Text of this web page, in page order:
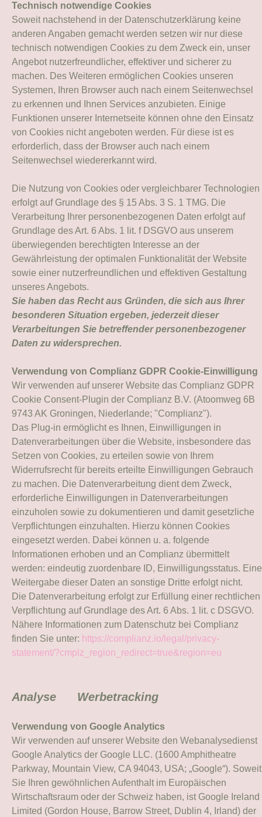
Technisch notwendige Cookies
Soweit nachstehend in der Datenschutzerklärung keine
anderen Angaben gemacht werden setzen wir nur diese
technisch notwendigen Cookies zu dem Zweck ein, unser
Angebot nutzerfreundlicher, effektiver und sicherer zu
machen. Des Weiteren ermöglichen Cookies unseren
Systemen, Ihren Browser auch nach einem Seitenwechsel
zu erkennen und Ihnen Services anzubieten. Einige
Funktionen unserer Internetseite können ohne den Einsatz
von Cookies nicht angeboten werden. Für diese ist es
erforderlich, dass der Browser auch nach einem
Seitenwechsel wiedererkannt wird.
Die Nutzung von Cookies oder vergleichbarer Technologien
erfolgt auf Grundlage des § 15 Abs. 3 S. 1 TMG. Die
Verarbeitung Ihrer personenbezogenen Daten erfolgt auf
Grundlage des Art. 6 Abs. 1 lit. f DSGVO aus unserem
überwiegenden berechtigten Interesse an der
Gewährleistung der optimalen Funktionalität der Website
sowie einer nutzerfreundlichen und effektiven Gestaltung
unseres Angebots.
Sie haben das Recht aus Gründen, die sich aus Ihrer
besonderen Situation ergeben, jederzeit dieser
Verarbeitungen Sie betreffender personenbezogener
Daten zu widersprechen.
Verwendung von Complianz GDPR Cookie-Einwilligung
Wir verwenden auf unserer Website das Complianz GDPR
Cookie Consent-Plugin der Complianz B.V. (Atoomweg 6B
9743 AK Groningen, Niederlande; "Complianz").
Das Plug-in ermöglicht es Ihnen, Einwilligungen in
Datenverarbeitungen über die Website, insbesondere das
Setzen von Cookies, zu erteilen sowie von Ihrem
Widerrufsrecht für bereits erteilte Einwilligungen Gebrauch
zu machen. Die Datenverarbeitung dient dem Zweck,
erforderliche Einwilligungen in Datenverarbeitungen
einzuholen sowie zu dokumentieren und damit gesetzliche
Verpflichtungen einzuhalten. Hierzu können Cookies
eingesetzt werden. Dabei können u. a. folgende
Informationen erhoben und an Complianz übermittelt
werden: eindeutig zuordenbare ID, Einwilligungsstatus. Eine
Weitergabe dieser Daten an sonstige Dritte erfolgt nicht.
Die Datenverarbeitung erfolgt zur Erfüllung einer rechtlichen
Verpflichtung auf Grundlage des Art. 6 Abs. 1 lit. c DSGVO.
Nähere Informationen zum Datenschutz bei Complianz
finden Sie unter: https://complianz.io/legal/privacy-
statement/?cmplz_region_redirect=true&region=eu
Analyse Werbetracking
Verwendung von Google Analytics
Wir verwenden auf unserer Website den Webanalysedienst
Google Analytics der Google LLC. (1600 Amphitheatre
Parkway, Mountain View, CA 94043, USA; „Google“). Soweit
Sie Ihren gewöhnlichen Aufenthalt im Europäischen
Wirtschaftsraum oder der Schweiz haben, ist Google Ireland
Limited (Gordon House, Barrow Street, Dublin 4, Irland) der